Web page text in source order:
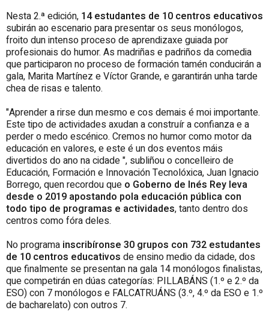
Nesta 2.ª edición, 14 estudantes de 10 centros educativos
subirán ao escenario para presentar os seus monólogos,
froito dun intenso proceso de aprendizaxe guiada por
profesionais do humor. As madriñas e padriños da comedia
que participaron no proceso de formación tamén conducirán a
gala, Marita Martínez e Víctor Grande, e garantirán unha tarde
chea de risas e talento.
"Aprender a rirse dun mesmo e cos demais é moi importante.
Este tipo de actividades axudan a construír a confianza e a
perder o medo escénico. Cremos no humor como motor da
educación en valores, e este é un dos eventos máis
divertidos do ano na cidade ", subliñou o concelleiro de
Educación, Formación e Innovación Tecnolóxica, Juan Ignacio
Borrego, quen recordou que o Goberno de Inés Rey leva
desde o 2019 apostando pola educación pública con
todo tipo de programas e actividades, tanto dentro dos
centros como fóra deles.
No programa inscribíronse 30 grupos con 732 estudantes
de 10 centros educativos de ensino medio da cidade, dos
que finalmente se presentan na gala 14 monólogos finalistas,
que competirán en dúas categorías: PILLABÁNS (1.º e 2.º da
ESO) con 7 monólogos e FALCATRUÁNS (3.º, 4.º da ESO e 1.º
de bacharelato) con outros 7.